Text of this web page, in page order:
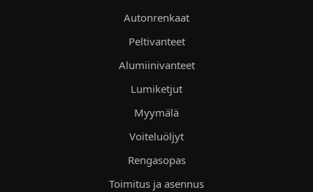
Autonrenkaat
Peltivanteet
Alumiinivanteet
Lumiketjut
Myymälä
Voiteluöljyt
Rengasopas
Toimitus ja asennus